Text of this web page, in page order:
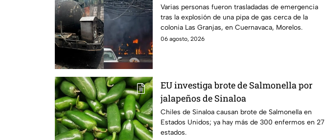
personas con quemaduras
Varias personas fueron trasladadas de emergencia
tras la explosión de una pipa de gas cerca de la
colonia Las Granjas, en Cuernavaca, Morelos.
06 agosto, 2026
EU investiga brote de Salmonella por
jalapeños de Sinaloa
Chiles de Sinaloa causan brote de Salmonella en
Estados Unidos; ya hay más de 300 enfermos en 27
estados.